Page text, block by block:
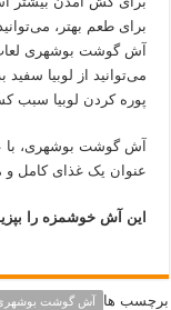
برای طعم بهتر،
آش گوشت بوشهری
می‌توانید از لوبیا سفید
پوره کردن لوبیا
آش گوشت بوشهری، با
عنوان یک غذای کامل و
این آش خوشمزه را
برچسب ها آش گوشت